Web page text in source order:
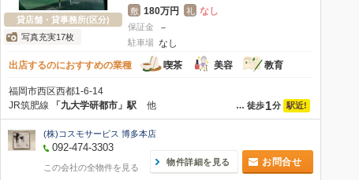
貸店舗・貸事務所(区分)
写真充実17枚
敷 180万円 礼 なし
保証金 －
駐車場 なし
出店するのにおすすめの業種
喫茶 美容 教育
福岡市西区西都1-6-14
… 徒歩1分 駅近!
JR筑肥線 「九大学研都市」駅 他
(株)コスモサービス 博多本店
092-474-3303
この会社の全物件を見る
物件詳細を見る お問合せ